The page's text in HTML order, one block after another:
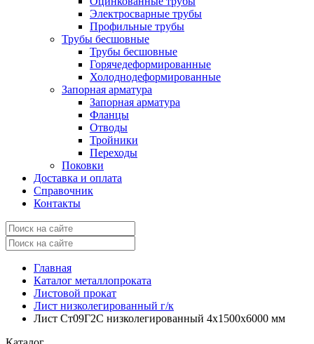
Электросварные трубы
Профильные трубы
Трубы бесшовные
Трубы бесшовные
Горячедеформированные
Холоднодеформированные
Запорная арматура
Запорная арматура
Фланцы
Отводы
Тройники
Переходы
Поковки
Доставка и оплата
Справочник
Контакты
Главная
Каталог металлопроката
Листовой прокат
Лист низколегированный г/к
Лист Ст09Г2С низколегированный 4x1500x6000 мм